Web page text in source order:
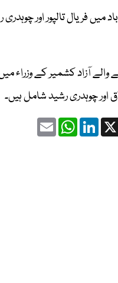
والے آزاد کشمیر کے وزراء
اور چوہدری رشید شامل ہیں۔
LinkedIn
WhatsApp
Email